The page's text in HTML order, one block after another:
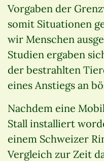
Vorgaben der
somit Situationen
wir Menschen
Studien ergaben
der bestrahlten
eines Anstiegs an
Nachdem eine
Stall installiert
einem Schweizer
Vergleich zur Zeit